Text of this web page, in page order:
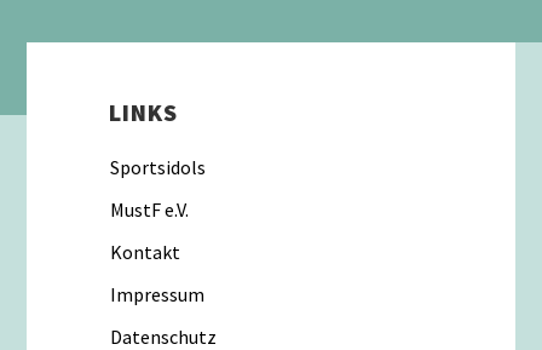
LINKS
Sportsidols
MustF e.V.
Kontakt
Impressum
Datenschutz